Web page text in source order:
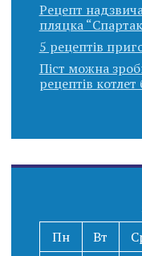
Рецепт
пляцка
5 рецептів
Піст можна
рецептів котлет
Пн
Вт